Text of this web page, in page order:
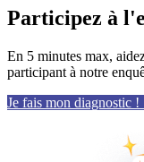
Participez à
En 5 minutes max,
participant à notre
Je fais mon diagnostic !